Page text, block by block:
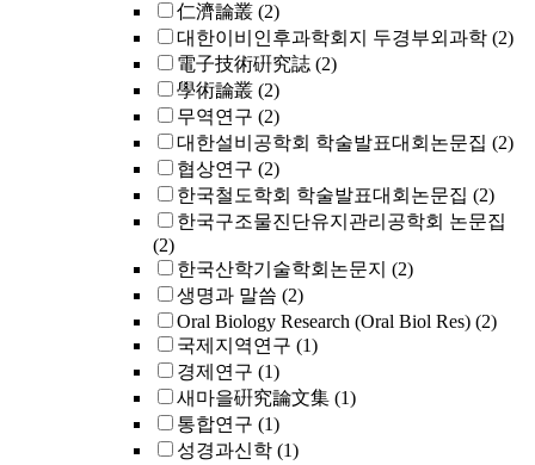
仁濟論叢 (2)
대한이비인후과학회지 두경부외과학 (2)
電子技術硏究誌 (2)
學術論叢 (2)
무역연구 (2)
대한설비공학회 학술발표대회논문집 (2)
협상연구 (2)
한국철도학회 학술발표대회논문집 (2)
한국구조물진단유지관리공학회 논문집
(2)
한국산학기술학회논문지 (2)
생명과 말씀 (2)
Oral Biology Research (Oral Biol Res) (2)
국제지역연구 (1)
경제연구 (1)
새마을硏究論文集 (1)
통합연구 (1)
성경과신학 (1)